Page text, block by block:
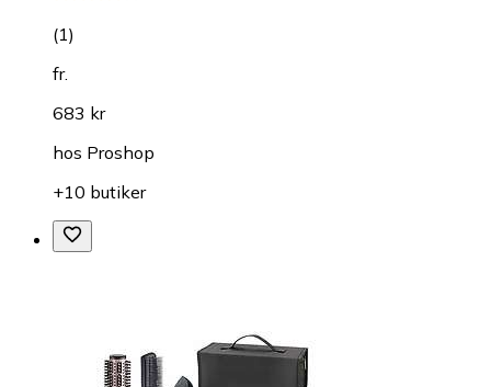
(1)
fr.
683 kr
hos Proshop
+10 butiker